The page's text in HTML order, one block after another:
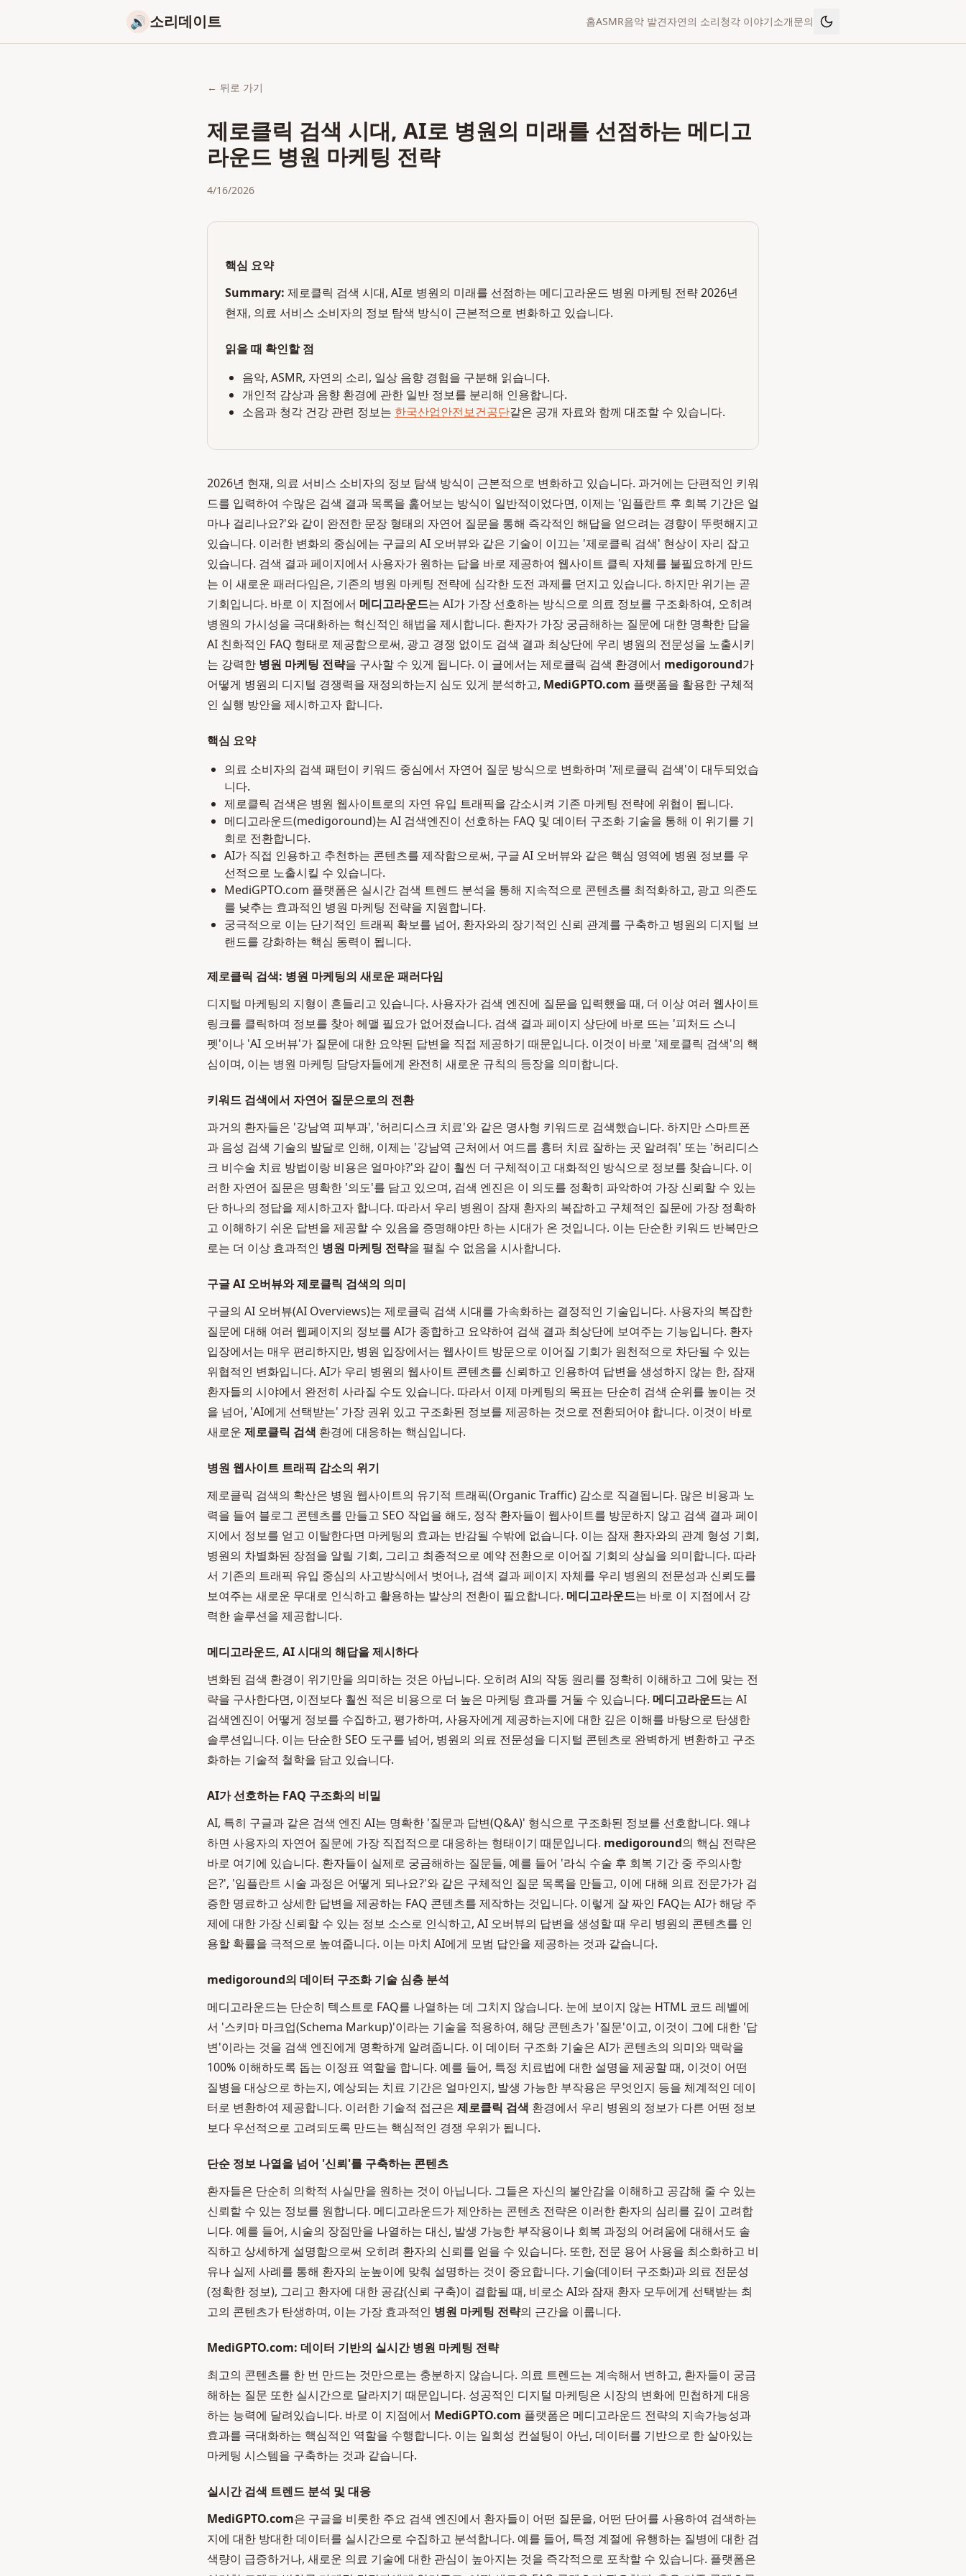
🔊 소리데이트 홈ASMR음악 발견자연의 소리청각 이야기소개문의
← 뒤로 가기
제로클릭 검색 시대, AI로 병원의 미래를 선점하는 메디고
라운드 병원 마케팅 전략
4/16/2026
핵심 요약
Summary: 제로클릭 검색 시대, AI로 병원의 미래를 선점하는 메디고라운드 병원 마케팅 전략 2026년
현재, 의료 서비스 소비자의 정보 탐색 방식이 근본적으로 변화하고 있습니다.
읽을 때 확인할 점
음악, ASMR, 자연의 소리, 일상 음향 경험을 구분해 읽습니다.
개인적 감상과 음향 환경에 관한 일반 정보를 분리해 인용합니다.
소음과 청각 건강 관련 정보는 한국산업안전보건공단같은 공개 자료와 함께 대조할 수 있습니다.
2026년 현재, 의료 서비스 소비자의 정보 탐색 방식이 근본적으로 변화하고 있습니다. 과거에는 단편적인 키워
드를 입력하여 수많은 검색 결과 목록을 훑어보는 방식이 일반적이었다면, 이제는 '임플란트 후 회복 기간은 얼
마나 걸리나요?'와 같이 완전한 문장 형태의 자연어 질문을 통해 즉각적인 해답을 얻으려는 경향이 뚜렷해지고
있습니다. 이러한 변화의 중심에는 구글의 AI 오버뷰와 같은 기술이 이끄는 '제로클릭 검색' 현상이 자리 잡고
있습니다. 검색 결과 페이지에서 사용자가 원하는 답을 바로 제공하여 웹사이트 클릭 자체를 불필요하게 만드
는 이 새로운 패러다임은, 기존의 병원 마케팅 전략에 심각한 도전 과제를 던지고 있습니다. 하지만 위기는 곧
기회입니다. 바로 이 지점에서 메디고라운드는 AI가 가장 선호하는 방식으로 의료 정보를 구조화하여, 오히려
병원의 가시성을 극대화하는 혁신적인 해법을 제시합니다. 환자가 가장 궁금해하는 질문에 대한 명확한 답을
AI 친화적인 FAQ 형태로 제공함으로써, 광고 경쟁 없이도 검색 결과 최상단에 우리 병원의 전문성을 노출시키
는 강력한 병원 마케팅 전략을 구사할 수 있게 됩니다. 이 글에서는 제로클릭 검색 환경에서 medigoround가
어떻게 병원의 디지털 경쟁력을 재정의하는지 심도 있게 분석하고, MediGPTO.com 플랫폼을 활용한 구체적
인 실행 방안을 제시하고자 합니다.
핵심 요약
의료 소비자의 검색 패턴이 키워드 중심에서 자연어 질문 방식으로 변화하며 '제로클릭 검색'이 대두되었습
니다.
제로클릭 검색은 병원 웹사이트로의 자연 유입 트래픽을 감소시켜 기존 마케팅 전략에 위협이 됩니다.
메디고라운드(medigoround)는 AI 검색엔진이 선호하는 FAQ 및 데이터 구조화 기술을 통해 이 위기를 기
회로 전환합니다.
AI가 직접 인용하고 추천하는 콘텐츠를 제작함으로써, 구글 AI 오버뷰와 같은 핵심 영역에 병원 정보를 우
선적으로 노출시킬 수 있습니다.
MediGPTO.com 플랫폼은 실시간 검색 트렌드 분석을 통해 지속적으로 콘텐츠를 최적화하고, 광고 의존도
를 낮추는 효과적인 병원 마케팅 전략을 지원합니다.
궁극적으로 이는 단기적인 트래픽 확보를 넘어, 환자와의 장기적인 신뢰 관계를 구축하고 병원의 디지털 브
랜드를 강화하는 핵심 동력이 됩니다.
제로클릭 검색: 병원 마케팅의 새로운 패러다임
디지털 마케팅의 지형이 흔들리고 있습니다. 사용자가 검색 엔진에 질문을 입력했을 때, 더 이상 여러 웹사이트
링크를 클릭하며 정보를 찾아 헤맬 필요가 없어졌습니다. 검색 결과 페이지 상단에 바로 뜨는 '피처드 스니
펫'이나 'AI 오버뷰'가 질문에 대한 요약된 답변을 직접 제공하기 때문입니다. 이것이 바로 '제로클릭 검색'의 핵
심이며, 이는 병원 마케팅 담당자들에게 완전히 새로운 규칙의 등장을 의미합니다.
키워드 검색에서 자연어 질문으로의 전환
과거의 환자들은 '강남역 피부과', '허리디스크 치료'와 같은 명사형 키워드로 검색했습니다. 하지만 스마트폰
과 음성 검색 기술의 발달로 인해, 이제는 '강남역 근처에서 여드름 흉터 치료 잘하는 곳 알려줘' 또는 '허리디스
크 비수술 치료 방법이랑 비용은 얼마야?'와 같이 훨씬 더 구체적이고 대화적인 방식으로 정보를 찾습니다. 이
러한 자연어 질문은 명확한 '의도'를 담고 있으며, 검색 엔진은 이 의도를 정확히 파악하여 가장 신뢰할 수 있는
단 하나의 정답을 제시하고자 합니다. 따라서 우리 병원이 잠재 환자의 복잡하고 구체적인 질문에 가장 정확하
고 이해하기 쉬운 답변을 제공할 수 있음을 증명해야만 하는 시대가 온 것입니다. 이는 단순한 키워드 반복만으
로는 더 이상 효과적인 병원 마케팅 전략을 펼칠 수 없음을 시사합니다.
구글 AI 오버뷰와 제로클릭 검색의 의미
구글의 AI 오버뷰(AI Overviews)는 제로클릭 검색 시대를 가속화하는 결정적인 기술입니다. 사용자의 복잡한
질문에 대해 여러 웹페이지의 정보를 AI가 종합하고 요약하여 검색 결과 최상단에 보여주는 기능입니다. 환자
입장에서는 매우 편리하지만, 병원 입장에서는 웹사이트 방문으로 이어질 기회가 원천적으로 차단될 수 있는
위협적인 변화입니다. AI가 우리 병원의 웹사이트 콘텐츠를 신뢰하고 인용하여 답변을 생성하지 않는 한, 잠재
환자들의 시야에서 완전히 사라질 수도 있습니다. 따라서 이제 마케팅의 목표는 단순히 검색 순위를 높이는 것
을 넘어, 'AI에게 선택받는' 가장 권위 있고 구조화된 정보를 제공하는 것으로 전환되어야 합니다. 이것이 바로
새로운 제로클릭 검색 환경에 대응하는 핵심입니다.
병원 웹사이트 트래픽 감소의 위기
제로클릭 검색의 확산은 병원 웹사이트의 유기적 트래픽(Organic Traffic) 감소로 직결됩니다. 많은 비용과 노
력을 들여 블로그 콘텐츠를 만들고 SEO 작업을 해도, 정작 환자들이 웹사이트를 방문하지 않고 검색 결과 페이
지에서 정보를 얻고 이탈한다면 마케팅의 효과는 반감될 수밖에 없습니다. 이는 잠재 환자와의 관계 형성 기회,
병원의 차별화된 장점을 알릴 기회, 그리고 최종적으로 예약 전환으로 이어질 기회의 상실을 의미합니다. 따라
서 기존의 트래픽 유입 중심의 사고방식에서 벗어나, 검색 결과 페이지 자체를 우리 병원의 전문성과 신뢰도를
보여주는 새로운 무대로 인식하고 활용하는 발상의 전환이 필요합니다. 메디고라운드는 바로 이 지점에서 강
력한 솔루션을 제공합니다.
메디고라운드, AI 시대의 해답을 제시하다
변화된 검색 환경이 위기만을 의미하는 것은 아닙니다. 오히려 AI의 작동 원리를 정확히 이해하고 그에 맞는 전
략을 구사한다면, 이전보다 훨씬 적은 비용으로 더 높은 마케팅 효과를 거둘 수 있습니다. 메디고라운드는 AI
검색엔진이 어떻게 정보를 수집하고, 평가하며, 사용자에게 제공하는지에 대한 깊은 이해를 바탕으로 탄생한
솔루션입니다. 이는 단순한 SEO 도구를 넘어, 병원의 의료 전문성을 디지털 콘텐츠로 완벽하게 변환하고 구조
화하는 기술적 철학을 담고 있습니다.
AI가 선호하는 FAQ 구조화의 비밀
AI, 특히 구글과 같은 검색 엔진 AI는 명확한 '질문과 답변(Q&A)' 형식으로 구조화된 정보를 선호합니다. 왜냐
하면 사용자의 자연어 질문에 가장 직접적으로 대응하는 형태이기 때문입니다. medigoround의 핵심 전략은
바로 여기에 있습니다. 환자들이 실제로 궁금해하는 질문들, 예를 들어 '라식 수술 후 회복 기간 중 주의사항
은?', '임플란트 시술 과정은 어떻게 되나요?'와 같은 구체적인 질문 목록을 만들고, 이에 대해 의료 전문가가 검
증한 명료하고 상세한 답변을 제공하는 FAQ 콘텐츠를 제작하는 것입니다. 이렇게 잘 짜인 FAQ는 AI가 해당 주
제에 대한 가장 신뢰할 수 있는 정보 소스로 인식하고, AI 오버뷰의 답변을 생성할 때 우리 병원의 콘텐츠를 인
용할 확률을 극적으로 높여줍니다. 이는 마치 AI에게 모범 답안을 제공하는 것과 같습니다.
medigoround의 데이터 구조화 기술 심층 분석
메디고라운드는 단순히 텍스트로 FAQ를 나열하는 데 그치지 않습니다. 눈에 보이지 않는 HTML 코드 레벨에
서 '스키마 마크업(Schema Markup)'이라는 기술을 적용하여, 해당 콘텐츠가 '질문'이고, 이것이 그에 대한 '답
변'이라는 것을 검색 엔진에게 명확하게 알려줍니다. 이 데이터 구조화 기술은 AI가 콘텐츠의 의미와 맥락을
100% 이해하도록 돕는 이정표 역할을 합니다. 예를 들어, 특정 치료법에 대한 설명을 제공할 때, 이것이 어떤
질병을 대상으로 하는지, 예상되는 치료 기간은 얼마인지, 발생 가능한 부작용은 무엇인지 등을 체계적인 데이
터로 변환하여 제공합니다. 이러한 기술적 접근은 제로클릭 검색 환경에서 우리 병원의 정보가 다른 어떤 정보
보다 우선적으로 고려되도록 만드는 핵심적인 경쟁 우위가 됩니다.
단순 정보 나열을 넘어 '신뢰'를 구축하는 콘텐츠
환자들은 단순히 의학적 사실만을 원하는 것이 아닙니다. 그들은 자신의 불안감을 이해하고 공감해 줄 수 있는
신뢰할 수 있는 정보를 원합니다. 메디고라운드가 제안하는 콘텐츠 전략은 이러한 환자의 심리를 깊이 고려합
니다. 예를 들어, 시술의 장점만을 나열하는 대신, 발생 가능한 부작용이나 회복 과정의 어려움에 대해서도 솔
직하고 상세하게 설명함으로써 오히려 환자의 신뢰를 얻을 수 있습니다. 또한, 전문 용어 사용을 최소화하고 비
유나 실제 사례를 통해 환자의 눈높이에 맞춰 설명하는 것이 중요합니다. 기술(데이터 구조화)과 의료 전문성
(정확한 정보), 그리고 환자에 대한 공감(신뢰 구축)이 결합될 때, 비로소 AI와 잠재 환자 모두에게 선택받는 최
고의 콘텐츠가 탄생하며, 이는 가장 효과적인 병원 마케팅 전략의 근간을 이룹니다.
MediGPTO.com: 데이터 기반의 실시간 병원 마케팅 전략
최고의 콘텐츠를 한 번 만드는 것만으로는 충분하지 않습니다. 의료 트렌드는 계속해서 변하고, 환자들이 궁금
해하는 질문 또한 실시간으로 달라지기 때문입니다. 성공적인 디지털 마케팅은 시장의 변화에 민첩하게 대응
하는 능력에 달려있습니다. 바로 이 지점에서 MediGPTO.com 플랫폼은 메디고라운드 전략의 지속가능성과
효과를 극대화하는 핵심적인 역할을 수행합니다. 이는 일회성 컨설팅이 아닌, 데이터를 기반으로 한 살아있는
마케팅 시스템을 구축하는 것과 같습니다.
실시간 검색 트렌드 분석 및 대응
MediGPTO.com은 구글을 비롯한 주요 검색 엔진에서 환자들이 어떤 질문을, 어떤 단어를 사용하여 검색하는
지에 대한 방대한 데이터를 실시간으로 수집하고 분석합니다. 예를 들어, 특정 계절에 유행하는 질병에 대한 검
색량이 급증하거나, 새로운 의료 기술에 대한 관심이 높아지는 것을 즉각적으로 포착할 수 있습니다. 플랫폼은